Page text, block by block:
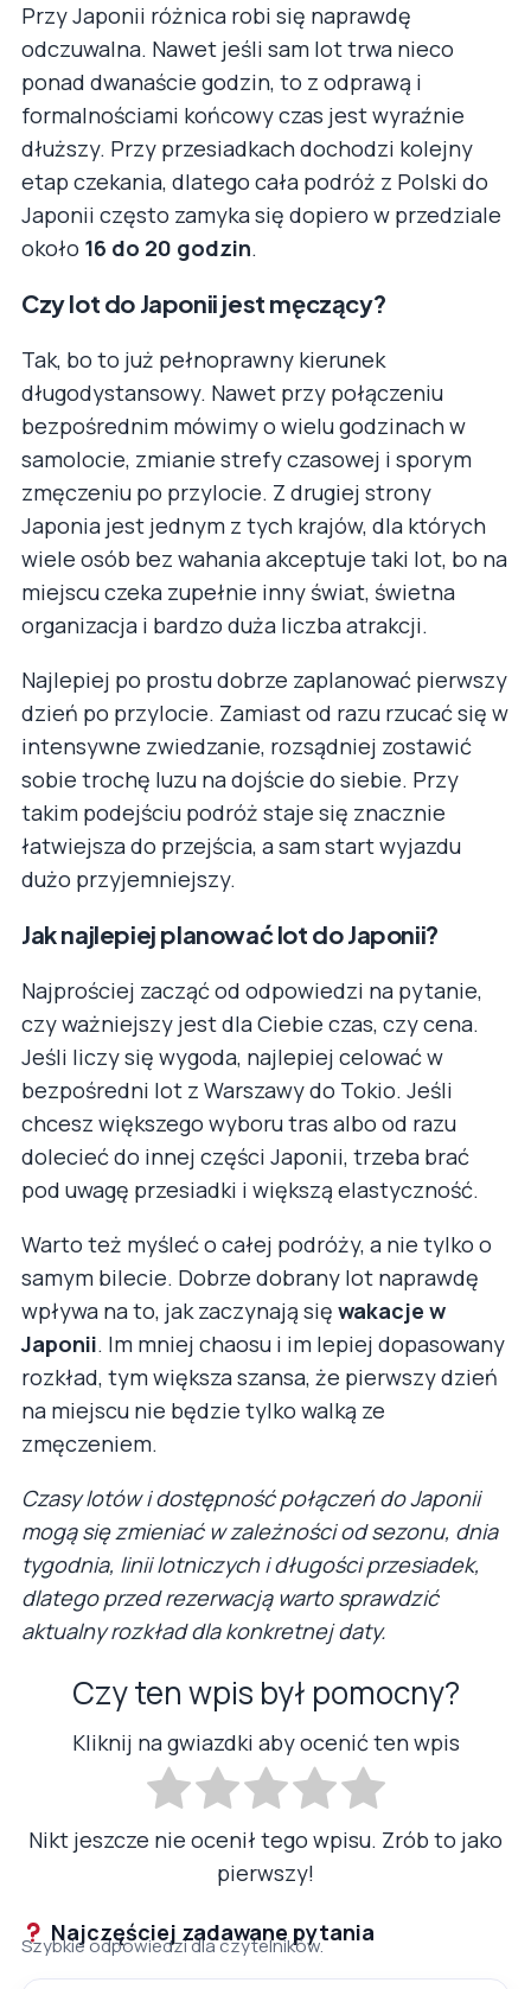
Przy Japonii różnica robi się naprawdę
odczuwalna. Nawet jeśli sam lot trwa nieco
ponad dwanaście godzin, to z odprawą i
formalnościami końcowy czas jest wyraźnie
dłuższy. Przy przesiadkach dochodzi kolejny
etap czekania, dlatego cała podróż z Polski do
Japonii często zamyka się dopiero w przedziale
około 16 do 20 godzin.
Czy lot do Japonii jest męczący?
Tak, bo to już pełnoprawny kierunek
długodystansowy. Nawet przy połączeniu
bezpośrednim mówimy o wielu godzinach w
samolocie, zmianie strefy czasowej i sporym
zmęczeniu po przylocie. Z drugiej strony
Japonia jest jednym z tych krajów, dla których
wiele osób bez wahania akceptuje taki lot, bo na
miejscu czeka zupełnie inny świat, świetna
organizacja i bardzo duża liczba atrakcji.
Najlepiej po prostu dobrze zaplanować pierwszy
dzień po przylocie. Zamiast od razu rzucać się w
intensywne zwiedzanie, rozsądniej zostawić
sobie trochę luzu na dojście do siebie. Przy
takim podejściu podróż staje się znacznie
łatwiejsza do przejścia, a sam start wyjazdu
dużo przyjemniejszy.
Jak najlepiej planować lot do Japonii?
Najprościej zacząć od odpowiedzi na pytanie,
czy ważniejszy jest dla Ciebie czas, czy cena.
Jeśli liczy się wygoda, najlepiej celować w
bezpośredni lot z Warszawy do Tokio. Jeśli
chcesz większego wyboru tras albo od razu
dolecieć do innej części Japonii, trzeba brać
pod uwagę przesiadki i większą elastyczność.
Warto też myśleć o całej podróży, a nie tylko o
samym bilecie. Dobrze dobrany lot naprawdę
wpływa na to, jak zaczynają się wakacje w
Japonii. Im mniej chaosu i im lepiej dopasowany
rozkład, tym większa szansa, że pierwszy dzień
na miejscu nie będzie tylko walką ze
zmęczeniem.
Czasy lotów i dostępność połączeń do Japonii
mogą się zmieniać w zależności od sezonu, dnia
tygodnia, linii lotniczych i długości przesiadek,
dlatego przed rezerwacją warto sprawdzić
aktualny rozkład dla konkretnej daty.
Czy ten wpis był pomocny?
Kliknij na gwiazdki aby ocenić ten wpis
Nikt jeszcze nie ocenił tego wpisu. Zrób to jako
pierwszy!
Najczęściej zadawane pytania
Szybkie odpowiedzi dla czytelników.